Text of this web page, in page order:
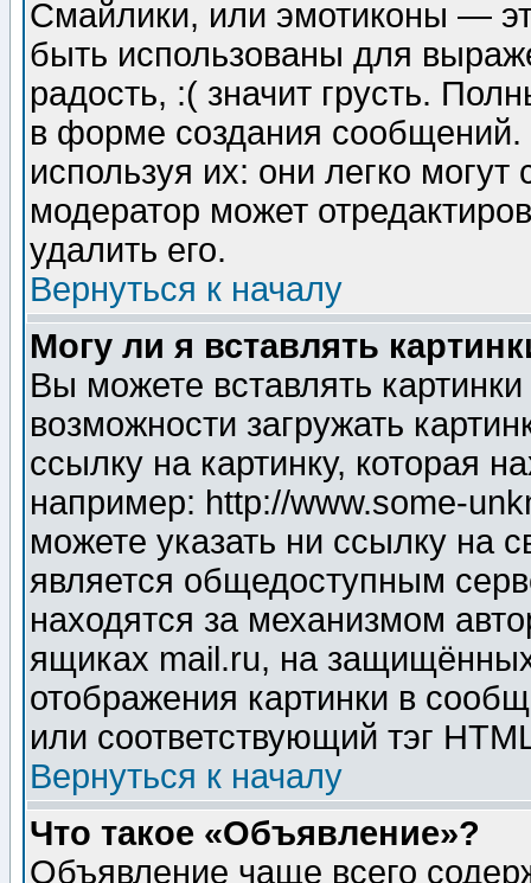
Смайлики, или эмотиконы —
быть использованы для
радость, :( значит грусть.
в форме создания сообщений.
используя их: они легко
модератор может
удалить его.
Вернуться к началу
Могу ли я вставлять
Вы можете вставлять
возможности загружать
ссылку на картинку, которая
например: http://www.some-
можете указать ни ссылку на
является общедоступным
находятся за механизмом
ящиках mail.ru, на
отображения картинки в
или соответствующий тэг
Вернуться к началу
Что такое «Объявление»?
Объявление чаще всего